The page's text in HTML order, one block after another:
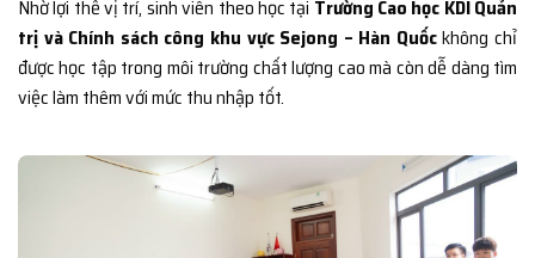
Nhờ lợi thế vị trí, sinh viên theo học tại Trường Cao học KDI Quản
trị và Chính sách công khu vực Sejong – Hàn Quốckhông chỉ
được học tập trong môi trường chất lượng cao mà còn dễ dàng tìm
việc làm thêm với mức thu nhập tốt.